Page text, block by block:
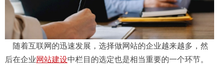
随着互联网的迅速发展，选择做网站的企业越来越多，然
后在企业网站建设中栏目的选定也是相当重要的一个环节。